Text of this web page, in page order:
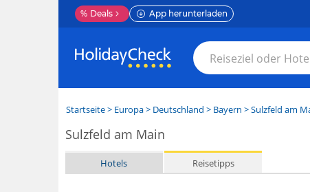
% Deals App herunterladen
Startseite> Europa> Deutschland > Bayern >Sulzfeld am
Sulzfeld am Main
Hotels Reisetipps